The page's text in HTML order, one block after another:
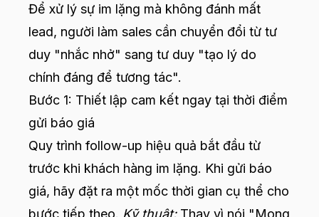
Để xử lý sự im lặng mà không đánh mất
lead, người làm sales cần chuyển đổi từ tư
duy "nhắc nhở" sang tư duy "tạo lý do
chính đáng để tương tác".
Bước 1: Thiết lập cam kết ngay tại thời điểm
gửi báo giá
Quy trình follow-up hiệu quả bắt đầu từ
trước khi khách hàng im lặng. Khi gửi báo
giá, hãy đặt ra một mốc thời gian cụ thể cho
bước tiếp theo. Kỹ thuật:Thay vì nói "Mong